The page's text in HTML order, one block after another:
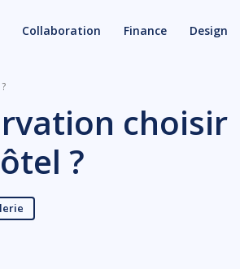
Collaboration Finance Design
choisir
?